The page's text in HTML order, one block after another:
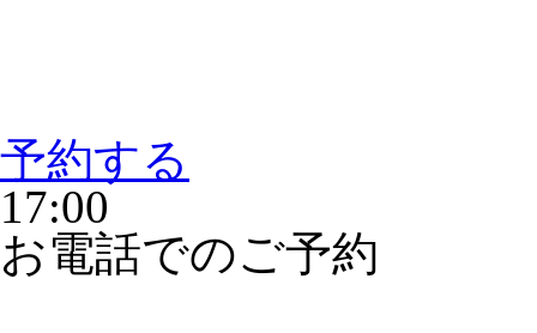
予約する
17:00
お電話でのご予約